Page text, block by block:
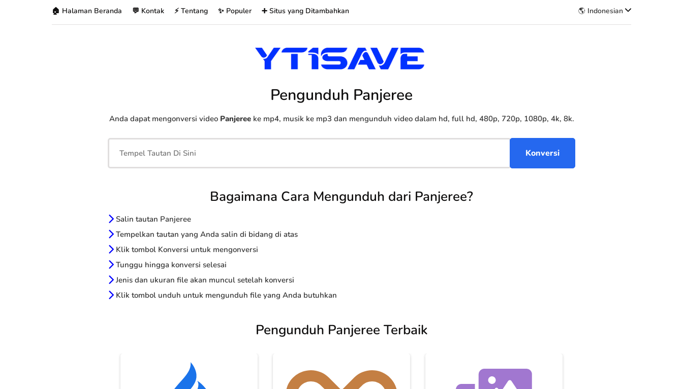
🏠 Halaman Beranda 💬 Kontak ⚡ Tentang ✨ Populer ➕ Situs yang Ditambahkan 🌎 Indonesian
Pengunduh Panjeree
Anda dapat mengonversi video Panjereeke mp4, musik ke mp3 dan mengunduh video dalam hd, full hd, 480p, 720p, 1080p, 4k, 8k.
Bagaimana Cara Mengunduh dari Panjeree?
Salin tautan Panjeree
Tempelkan tautan yang Anda salin di bidang di atas
Klik tombol Konversi untuk mengonversi
Tunggu hingga konversi selesai
Jenis dan ukuran file akan muncul setelah konversi
Klik tombol unduh untuk mengunduh file yang Anda butuhkan
Pengunduh Panjeree Terbaik